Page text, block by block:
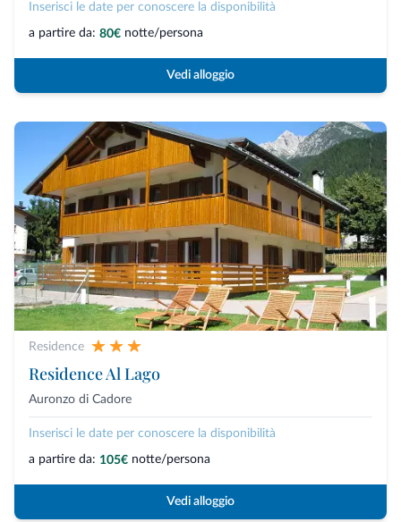
Inserisci le date per conoscere la disponibilità
a partire da: 80€ notte/persona
Vedi alloggio
Residence
Residence Al Lago
Auronzo di Cadore
Inserisci le date per conoscere la disponibilità
a partire da: 105€ notte/persona
Vedi alloggio